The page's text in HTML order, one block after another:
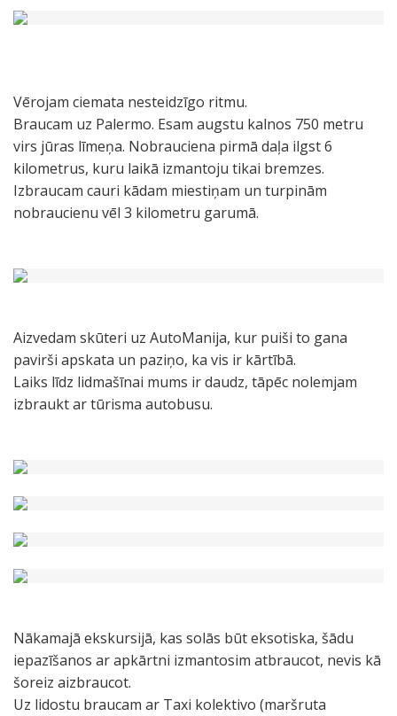
Vērojam ciemata nesteidzīgo ritmu.
Braucam uz Palermo. Esam augstu kalnos 750 metru
virs jūras līmeņa. Nobrauciena pirmā daļa ilgst 6
kilometrus, kuru laikā izmantoju tikai bremzes.
Izbraucam cauri kādam miestiņam un turpinām
nobraucienu vēl 3 kilometru garumā.
Aizvedam skūteri uz AutoManija, kur puiši to gana
pavirši apskata un paziņo, ka vis ir kārtībā.
Laiks līdz lidmašīnai mums ir daudz, tāpēc nolemjam
izbraukt ar tūrisma autobusu.
Nākamajā ekskursijā, kas solās būt eksotiska, šādu
iepazīšanos ar apkārtni izmantosim atbraucot, nevis kā
šoreiz aizbraucot.
Uz lidostu braucam ar Taxi kolektivo (maršruta